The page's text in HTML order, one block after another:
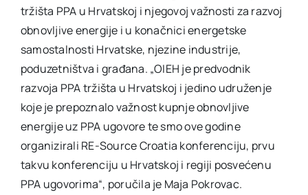
tržišta PPA u Hrvatskoj i njegovoj važnosti za razvoj
obnovljive energije i u konačnici energetske
samostalnosti Hrvatske, njezine industrije,
poduzetništva i građana. „OIEH je predvodnik
razvoja PPA tržišta u Hrvatskoj i jedino udruženje
koje je prepoznalo važnost kupnje obnovljive
energije uz PPA ugovore te smo ove godine
organizirali RE-Source Croatia konferenciju, prvu
takvu konferenciju u Hrvatskoj i regiji posvećenu
PPA ugovorima“, poručila je Maja Pokrovac.